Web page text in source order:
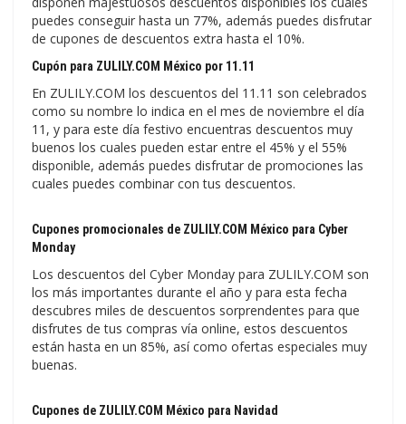
puedes conseguir hasta un 77%, además puedes disfrutar
de cupones de descuentos extra hasta el 10%.
Cupón para ZULILY.COM México por 11.11
En ZULILY.COM los descuentos del 11.11 son celebrados
como su nombre lo indica en el mes de noviembre el día
11, y para este día festivo encuentras descuentos muy
buenos los cuales pueden estar entre el 45% y el 55%
disponible, además puedes disfrutar de promociones las
cuales puedes combinar con tus descuentos.
Cupones promocionales de ZULILY.COM México para Cyber
Monday
Los descuentos del Cyber Monday para ZULILY.COM son
los más importantes durante el año y para esta fecha
descubres miles de descuentos sorprendentes para que
disfrutes de tus compras vía online, estos descuentos
están hasta en un 85%, así como ofertas especiales muy
buenas.
Cupones de ZULILY.COM México para Navidad